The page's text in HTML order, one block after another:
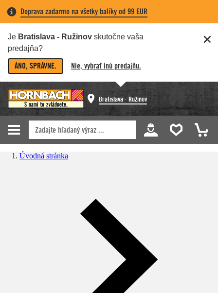
Doprava zadarmo na všetky balíky od 99 EUR
Je Bratislava - Ružinov skutočne vaša
predajňa?
ÁNO, SPRÁVNE. Nie, vybrať inú predajňu.
Bratislava - Ružinov
Úvodná stránka